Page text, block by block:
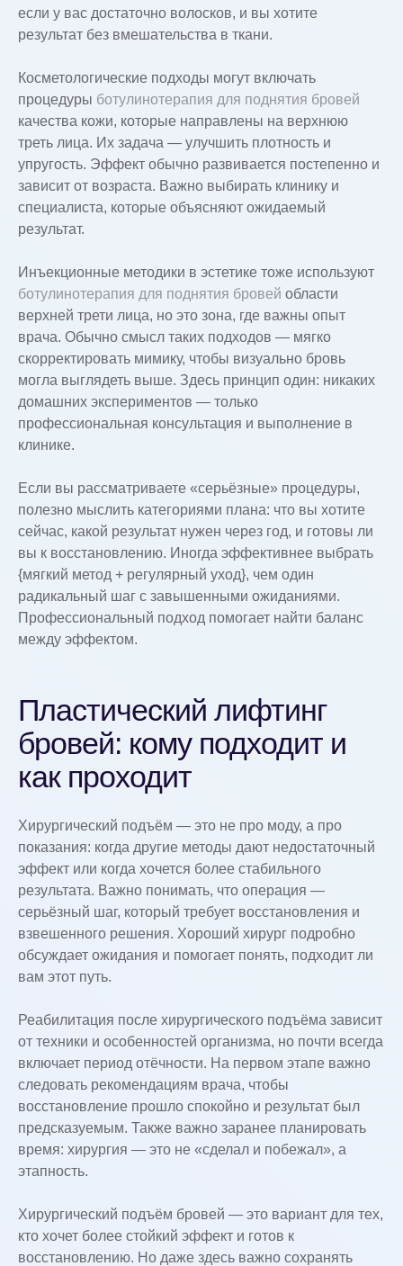
если у вас достаточно волосков, и вы хотите
результат без вмешательства в ткани.
Косметологические подходы могут включать
процедуры ботулинотерапия для поднятия бровей
качества кожи, которые направлены на верхнюю
треть лица. Их задача — улучшить плотность и
упругость. Эффект обычно развивается постепенно и
зависит от возраста. Важно выбирать клинику и
специалиста, которые объясняют ожидаемый
результат.
Инъекционные методики в эстетике тоже используют
ботулинотерапия для поднятия бровей области
верхней трети лица, но это зона, где важны опыт
врача. Обычно смысл таких подходов — мягко
скорректировать мимику, чтобы визуально бровь
могла выглядеть выше. Здесь принцип один: никаких
домашних экспериментов — только
профессиональная консультация и выполнение в
клинике.
Если вы рассматриваете «серьёзные» процедуры,
полезно мыслить категориями плана: что вы хотите
сейчас, какой результат нужен через год, и готовы ли
вы к восстановлению. Иногда эффективнее выбрать
{мягкий метод + регулярный уход}, чем один
радикальный шаг с завышенными ожиданиями.
Профессиональный подход помогает найти баланс
между эффектом.
Пластический лифтинг
бровей: кому подходит и
как проходит
Хирургический подъём — это не про моду, а про
показания: когда другие методы дают недостаточный
эффект или когда хочется более стабильного
результата. Важно понимать, что операция —
серьёзный шаг, который требует восстановления и
взвешенного решения. Хороший хирург подробно
обсуждает ожидания и помогает понять, подходит ли
вам этот путь.
Реабилитация после хирургического подъёма зависит
от техники и особенностей организма, но почти всегда
включает период отёчности. На первом этапе важно
следовать рекомендациям врача, чтобы
восстановление прошло спокойно и результат был
предсказуемым. Также важно заранее планировать
время: хирургия — это не «сделал и побежал», а
этапность.
Хирургический подъём бровей — это вариант для тех,
кто хочет более стойкий эффект и готов к
восстановлению. Но даже здесь важно сохранять